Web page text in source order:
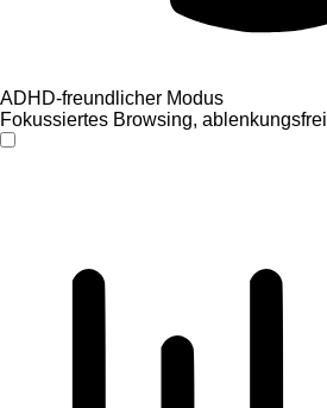
ADHD-freundlicher Modus
Fokussiertes Browsing, ablenkungsfrei